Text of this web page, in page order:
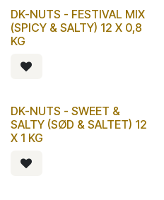
DK-NUTS - FESTIVAL MIX
(SPICY & SALTY) 12 X 0,8
KG
DK-NUTS - SWEET &
SALTY (SØD & SALTET) 12
X 1 KG